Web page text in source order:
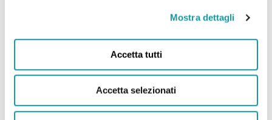
Mostra dettagli
Accetta tutti
Accetta selezionati
Tel. 0039 051 399621
Fax.0039 051 309650